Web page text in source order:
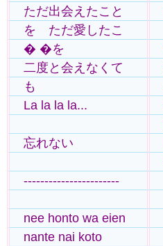
ただ出会えたこと
を ただ愛したこ
� �を
二度と会えなくて
も
La la la la...
忘れない
-----------------------
nee honto wa eien
nante nai koto